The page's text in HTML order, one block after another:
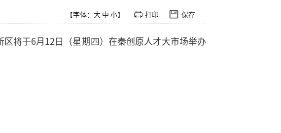
【字体： 大 中 小】 打印 保存
将于6月12日（星期四）在秦创原人才大市场举办